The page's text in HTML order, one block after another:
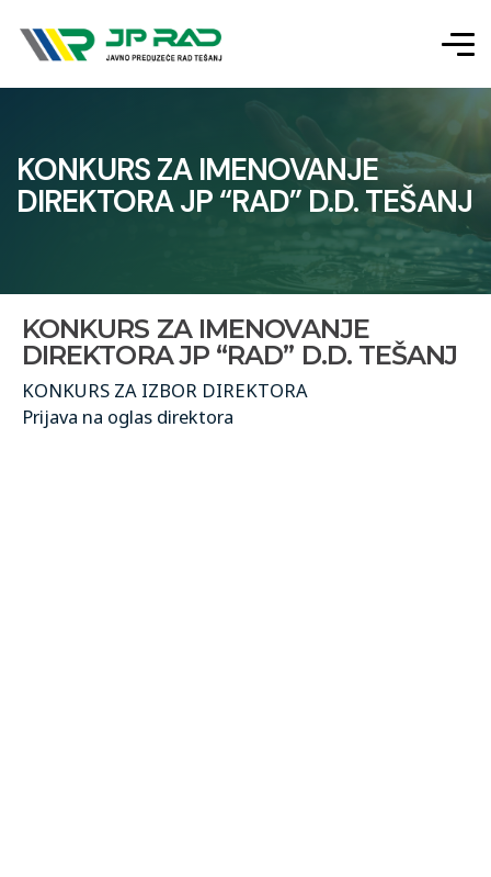
KONKURS ZA IMENOVANJE
DIREKTORA JP “RAD” D.D. TEŠANJ
KONKURS ZA IMENOVANJE
DIREKTORA JP “RAD” D.D. TEŠANJ
KONKURS ZA IZBOR DIREKTORA
Prijava na oglas direktora